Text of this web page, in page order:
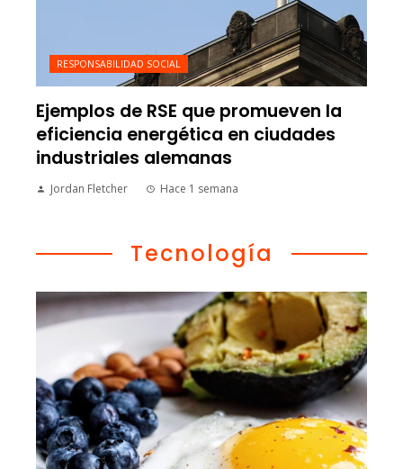
RESPONSABILIDAD SOCIAL
Ejemplos de RSE que promueven la
eficiencia energética en ciudades
industriales alemanas
Jordan Fletcher Hace 1 semana
Tecnología